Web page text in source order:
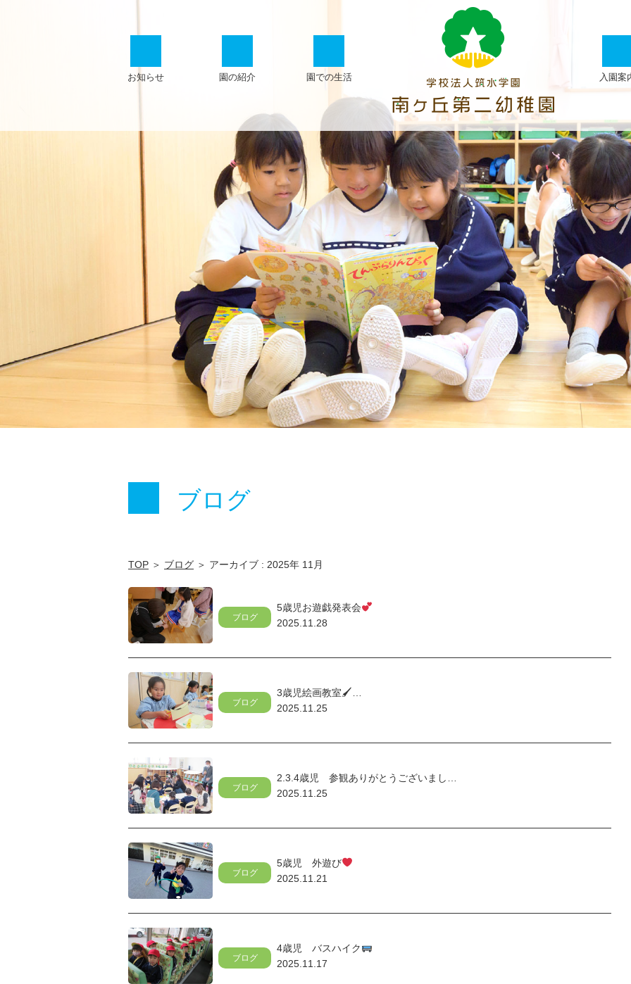
校
法
人
筑
水
学
園
お知らせ 園の紹介 園での生活 入園案
ブログ
TOP ＞ ブログ ＞ アーカイブ : 2025年 11月
ブログ
5歳児お遊戯発表会
2025.11.28
ブログ
3歳児絵画教室🖌…
2025.11.25
ブログ
2.3.4歳児 参観ありがとうございまし…
2025.11.25
ブログ
5歳児 外遊び
2025.11.21
ブログ
4歳児 バスハイク
2025.11.17